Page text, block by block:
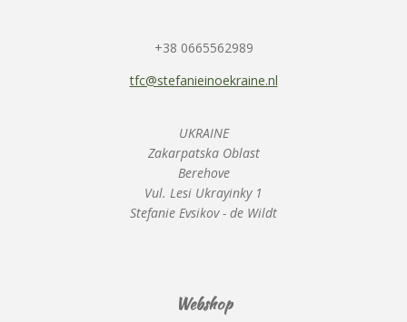
+38 0665562989
tfc@stefanieinoekraine.nl
UKRAINE
Zakarpatska Oblast
Berehove
Vul. Lesi Ukrayinky 1
Stefanie Evsikov - de Wildt
Webshop